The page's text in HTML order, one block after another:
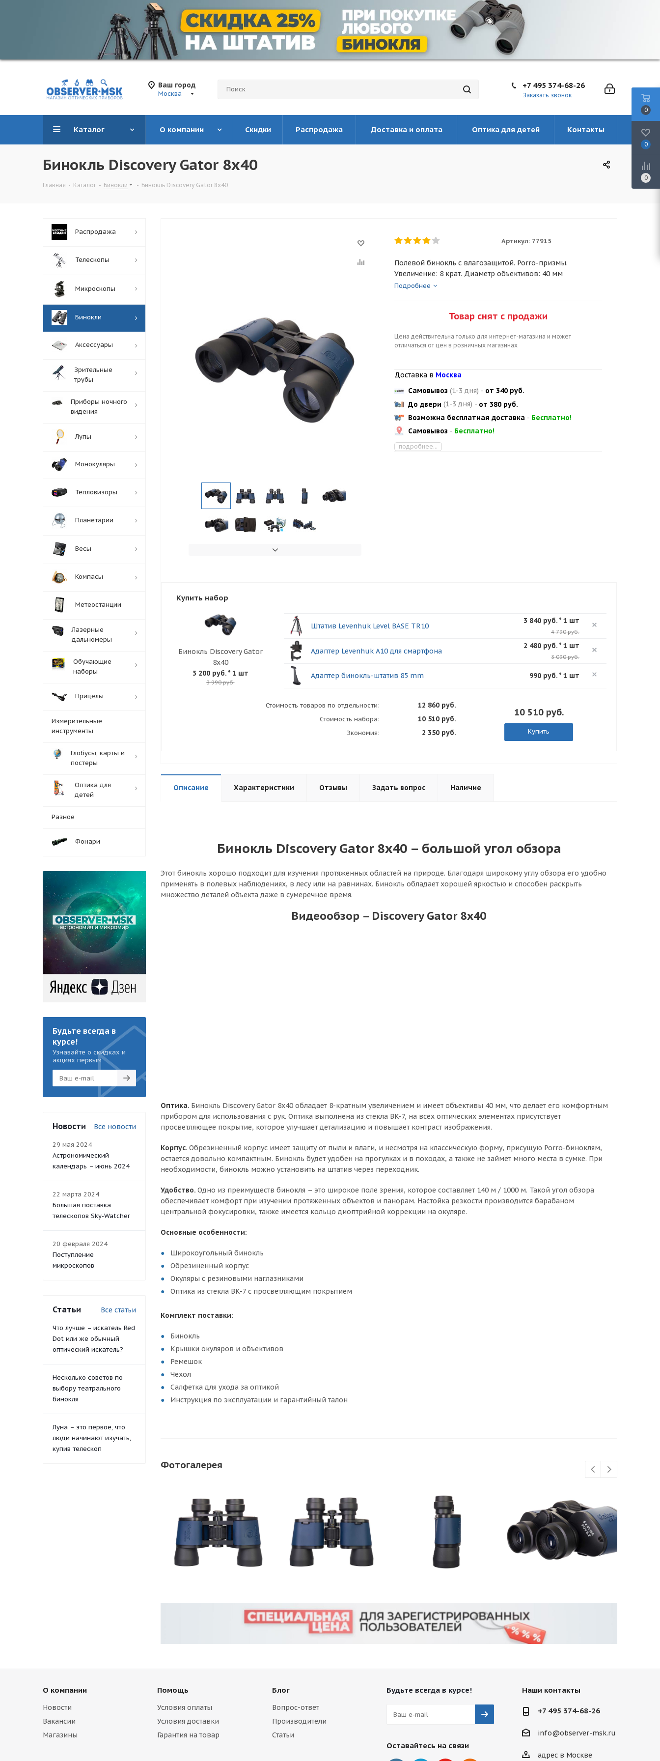
Ваш город
Москва
+7 495 374-68-26
Заказать звонок
Каталог О компании Скидки Распродажа Доставка и оплата Оптика для детей Контакты
Бинокль Discovery Gator 8x40
Главная - Каталог - Бинокли - Бинокль Discovery Gator 8x40
Артикул: 77915
Полевой бинокль с влагозащитой. Porro-призмы.
Увеличение: 8 крат. Диаметр объективов: 40 мм
Подробнее
Товар снят с продажи
Цена действительна только для интернет-магазина и может
отличаться от цен в розничных магазинах
Доставка в Москва
Самовывоз (1-3 дня) - от 340 руб.
До двери (1-3 дня) - от 380 руб.
Возможна бесплатная доставка - Бесплатно!
Самовывоз - Бесплатно!
подробнее...
Купить набор
Бинокль Discovery Gator
8x40
3 200 руб.* 1 шт
3 990 руб.
Штатив Levenhuk Level BASE TR10
3 840 руб. * 1 шт
4 790 руб.
Адаптер Levenhuk A10 для смартфона
2 480 руб. * 1 шт
3 090 руб.
Адаптер бинокль-штатив 85 mm 990 руб. * 1 шт
Стоимость товаров по отдельности: 12 860 руб.
Стоимость набора: 10 510 руб.
Экономия: 2 350 руб.
10 510 руб.
Купить
Описание Характеристики Отзывы Задать вопрос Наличие
Бинокль Discovery Gator 8x40 – большой угол обзора
Этот бинокль хорошо подходит для изучения протяженных областей на природе. Благодаря широкому углу обзора его удобно
применять в полевых наблюдениях, в лесу или на равнинах. Бинокль обладает хорошей яркостью и способен раскрыть
множество деталей объекта даже в сумеречное время.
Видеообзор – Discovery Gator 8x40
Оптика. Бинокль Discovery Gator 8x40 обладает 8-кратным увеличением и имеет объективы 40 мм, что делает его комфортным
прибором для использования с рук. Оптика выполнена из стекла BK-7, на всех оптических элементах присутствует
просветляющее покрытие, которое улучшает детализацию и повышает контраст изображения.
Корпус. Обрезиненный корпус имеет защиту от пыли и влаги, и несмотря на классическую форму, присущую Porro-биноклям,
остается довольно компактным. Бинокль будет удобен на прогулках и в походах, а также не займет много места в сумке. При
необходимости, бинокль можно установить на штатив через переходник.
Удобство. Одно из преимуществ бинокля – это широкое поле зрения, которое составляет 140 м / 1000 м. Такой угол обзора
обеспечивает комфорт при изучении протяженных объектов и панорам. Настойка резкости производится барабаном
центральной фокусировки, также имеется кольцо диоптрийной коррекции на окуляре.
Основные особенности:
Широкоугольный бинокль
Обрезиненный корпус
Окуляры с резиновыми наглазниками
Оптика из стекла BK-7 с просветляющим покрытием
Комплект поставки:
Бинокль
Крышки окуляров и объективов
Ремешок
Чехол
Салфетка для ухода за оптикой
Инструкция по эксплуатации и гарантийный талон
Фотогалерея
Распродажа
Телескопы
Микроскопы
Бинокли
Аксессуары
Зрительные
трубы
Приборы ночного
видения
Лупы
Монокуляры
Тепловизоры
Планетарии
Весы
Компасы
Метеостанции
Лазерные
дальномеры
Обучающие
наборы
Прицелы
Измерительные
инструменты
Глобусы, карты и
постеры
Оптика для
детей
Разное
Фонари
Будьте всегда в
курсе!
Узнавайте о скидках и
акциях первым
Новости Все новости
29 мая 2024
Астрономический
календарь – июнь 2024
22 марта 2024
Большая поставка
телескопов Sky-Watcher
20 февраля 2024
Поступление
микроскопов
Статьи Все статьи
Что лучше – искатель Red
Dot или же обычный
оптический искатель?
Несколько советов по
выбору театрального
бинокля
Луна – это первое, что
люди начинают изучать,
купив телескоп
О компании
Новости
Вакансии
Магазины
Помощь
Условия оплаты
Условия доставки
Гарантия на товар
Блог
Вопрос-ответ
Производители
Статьи
Будьте всегда в курсе!
Оставайтесь на связи
Наши контакты
+7 495 374-68-26
info@observer-msk.ru
адрес в Москве
0
0
0